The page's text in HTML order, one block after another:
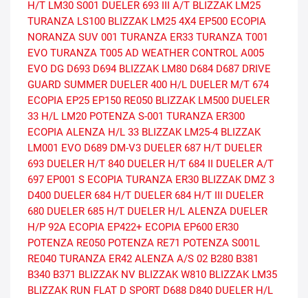
H/T LM30 S001 DUELER 693 III A/T BLIZZAK LM25
TURANZA LS100 BLIZZAK LM25 4X4 EP500 ECOPIA
NORANZA SUV 001 TURANZA ER33 TURANZA T001
EVO TURANZA T005 AD WEATHER CONTROL A005
EVO DG D693 D694 BLIZZAK LM80 D684 D687 DRIVE
GUARD SUMMER DUELER 400 H/L DUELER M/T 674
ECOPIA EP25 EP150 RE050 BLIZZAK LM500 DUELER
33 H/L LM20 POTENZA S-001 TURANZA ER300
ECOPIA ALENZA H/L 33 BLIZZAK LM25-4 BLIZZAK
LM001 EVO D689 DM-V3 DUELER 687 H/T DUELER
693 DUELER H/T 840 DUELER H/T 684 II DUELER A/T
697 EP001 S ECOPIA TURANZA ER30 BLIZZAK DMZ 3
D400 DUELER 684 H/T DUELER 684 H/T III DUELER
680 DUELER 685 H/T DUELER H/L ALENZA DUELER
H/P 92A ECOPIA EP422+ ECOPIA EP600 ER30
POTENZA RE050 POTENZA RE71 POTENZA S001L
RE040 TURANZA ER42 ALENZA A/S 02 B280 B381
B340 B371 BLIZZAK NV BLIZZAK W810 BLIZZAK LM35
BLIZZAK RUN FLAT D SPORT D688 D840 DUELER H/L